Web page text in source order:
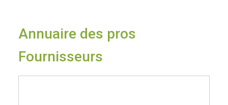
Annuaire des pros
Fournisseurs